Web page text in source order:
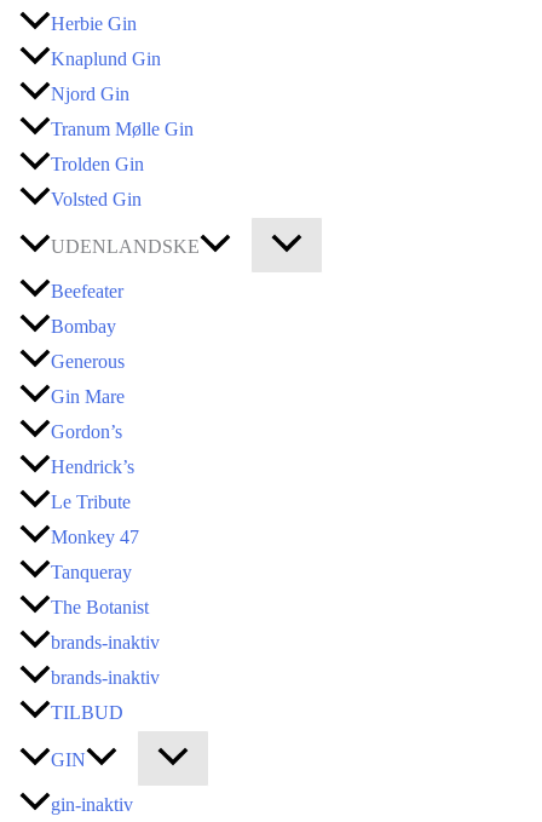
Herbie Gin
Knaplund Gin
Njord Gin
Tranum Mølle Gin
Trolden Gin
Volsted Gin
UDENLANDSKE
Beefeater
Bombay
Generous
Gin Mare
Gordon’s
Hendrick’s
Le Tribute
Monkey 47
Tanqueray
The Botanist
brands-inaktiv
brands-inaktiv
TILBUD
GIN
gin-inaktiv